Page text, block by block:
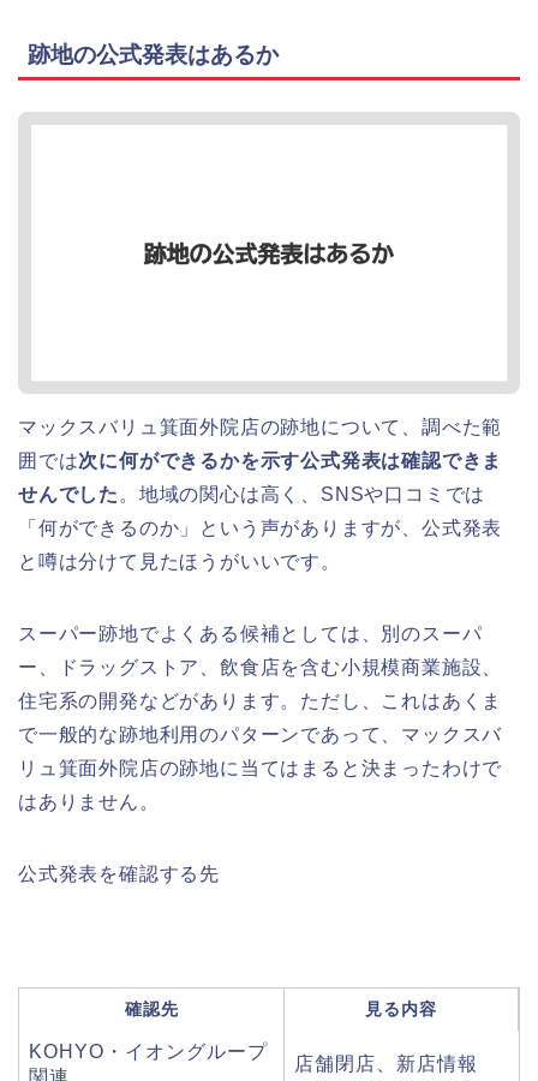
跡地の公式発表はあるか
マックスバリュ箕面外院店の跡地について、調べた範
囲では次に何ができるかを示す公式発表は確認できま
せんでした 。地域の関心は高く、SNSや口コミでは
「何ができるのか」という声がありますが、公式発表
と噂は分けて見たほうがいいです。
スーパー跡地でよくある候補としては、別のスーパ
ー、ドラッグストア、飲食店を含む小規模商業施設、
住宅系の開発などがあります。ただし、これはあくま
で一般的な跡地利用のパターンであって、マックスバ
リュ箕面外院店の跡地に当てはまると決まったわけで
はありません。
公式発表を確認する先
確認先 見る内容
KOHYO・イオングループ
関連
店舗閉店、新店情報